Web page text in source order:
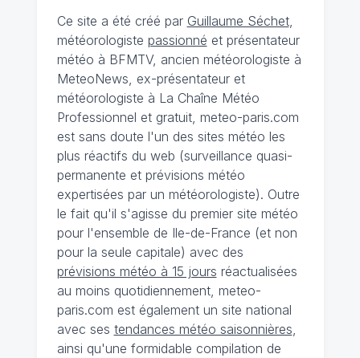
Ce site a été créé par Guillaume Séchet,
météorologiste passionné et présentateur
météo à BFMTV, ancien météorologiste à
MeteoNews, ex-présentateur et
météorologiste à La Chaîne Météo
Professionnel et gratuit, meteo-paris.com
est sans doute l'un des sites météo les
plus réactifs du web (surveillance quasi-
permanente et prévisions météo
expertisées par un météorologiste). Outre
le fait qu'il s'agisse du premier site météo
pour l'ensemble de Ile-de-France (et non
pour la seule capitale) avec des
prévisions météo à 15 jours réactualisées
au moins quotidiennement, meteo-
paris.com est également un site national
avec ses tendances météo saisonnières
ainsi qu'une formidable compilation de